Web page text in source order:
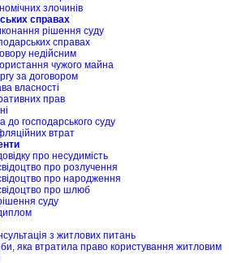
злочинів
справах
рішення суду
справах
недійсним
чужого майна
за договором
власності
прав
до господарського суду
втрат
про несудимість
про розлучення
про народження
про шлюб
суду
з житлових питань
яка втратила право користування житловим